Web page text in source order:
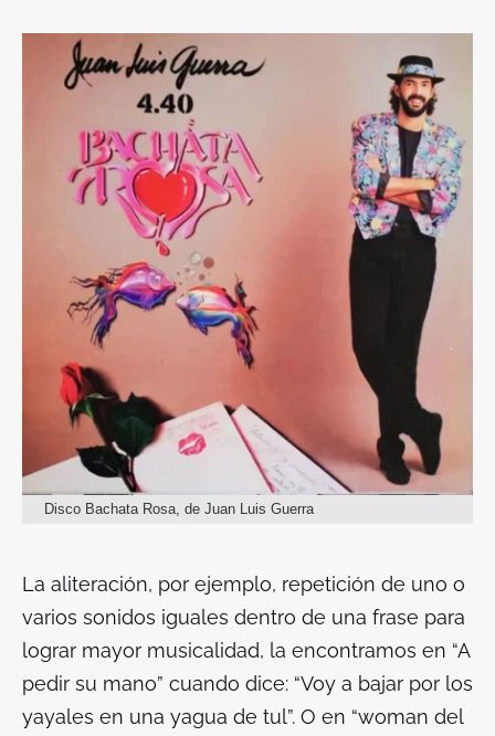
Disco Bachata Rosa, de Juan Luis Guerra
La aliteración, por ejemplo, repetición de uno o
varios sonidos iguales dentro de una frase para
lograr mayor musicalidad, la encontramos en “A
pedir su mano” cuando dice: “Voy a bajar por los
yayales en una yagua de tul”. O en “woman del